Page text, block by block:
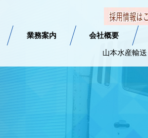
業務案内 会社概要
山本水産輸送